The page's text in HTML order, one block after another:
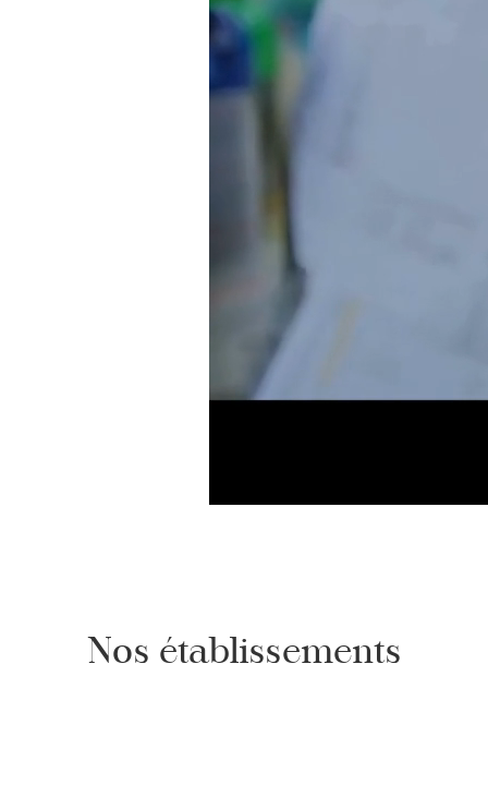
Nos établissements